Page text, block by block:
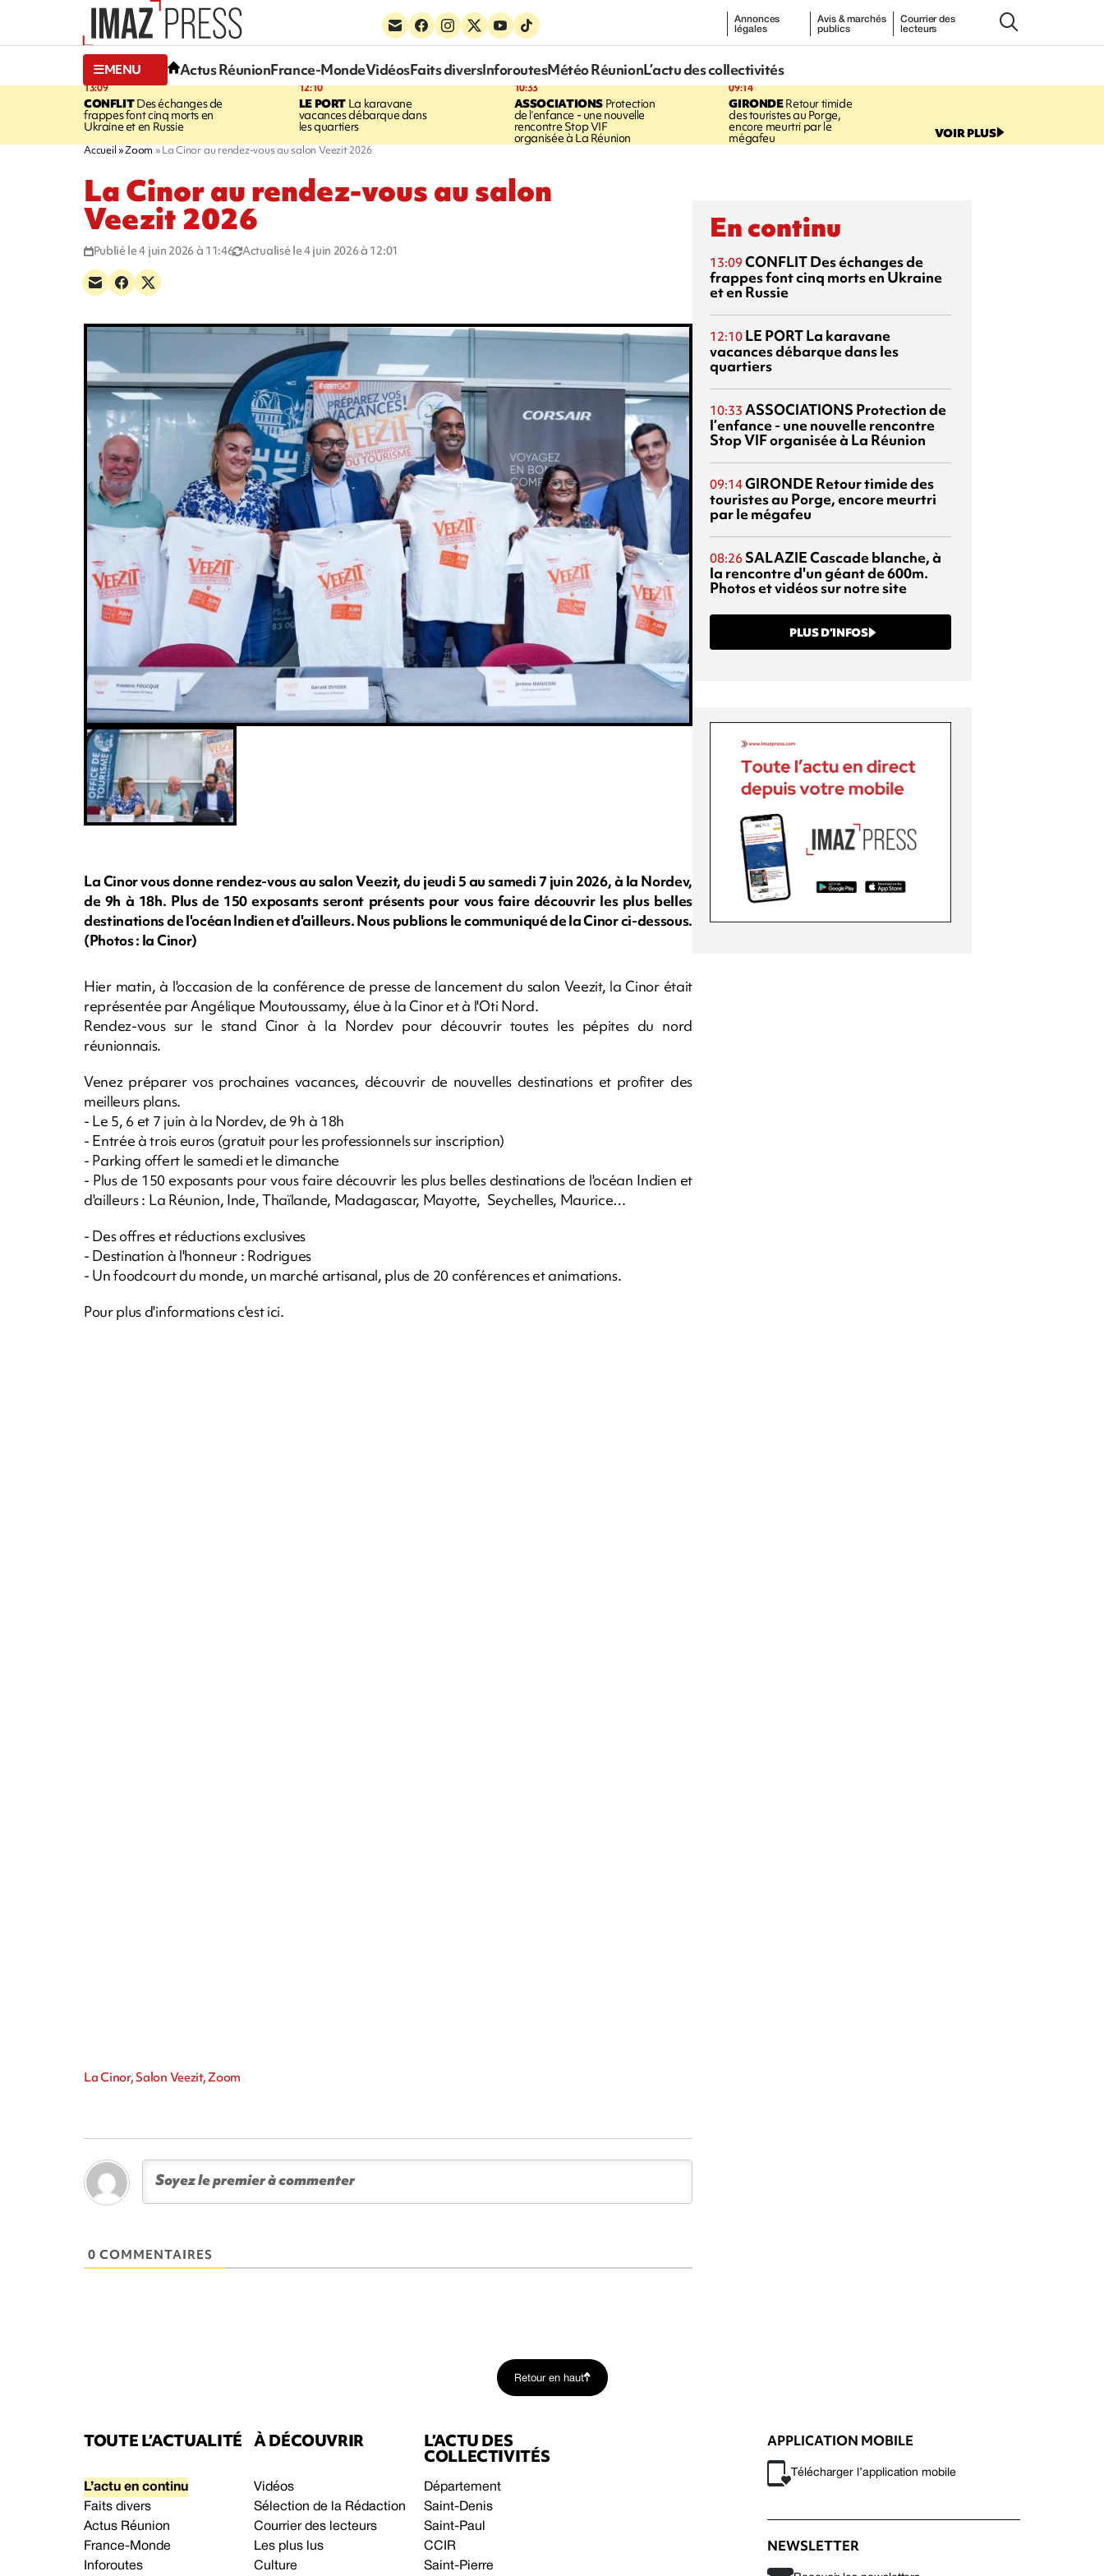
Annonces
légales
Avis & marchés
publics
Courrier des
lecteurs
MENU Actus RéunionFrance-MondeVidéosFaits diversInforoutesMétéo RéunionL’actu des collectivités
13:09
CONFLITDes échanges de
frappes font cinq morts en
Ukraine et en Russie
12:10
LE PORT La karavane
vacances débarque dans
les quartiers
10:33
ASSOCIATIONSProtection
de l’enfance - une nouvelle
rencontre Stop VIF
organisée à La Réunion
09:14
GIRONDERetour timide
des touristes au Porge,
encore meurtri par le
mégafeu VOIR PLUS
Accueil Zoom La Cinor au rendez-vous au salon Veezit 2026
La Cinor au rendez-vous au salon
Veezit 2026
Publié le 4 juin 2026 à 11:46 Actualisé le 4 juin 2026 à 12:01
La Cinor vous donne rendez-vous au salon Veezit, du jeudi 5 au samedi 7 juin 2026, à la Nordev,
de 9h à 18h. Plus de 150 exposants seront présents pour vous faire découvrir les plus belles
destinations de l'océan Indien et d'ailleurs. Nous publions le communiqué de la Cinor ci-dessous.
(Photos : la Cinor)
Hier matin, à l'occasion de la conférence de presse de lancement du salon Veezit, la Cinor était
représentée par Angélique Moutoussamy, élue à la Cinor et à l'Oti Nord.
Rendez-vous sur le stand Cinor à la Nordev pour découvrir toutes les pépites du nord
réunionnais.
Venez préparer vos prochaines vacances, découvrir de nouvelles destinations et profiter des
meilleurs plans.
- Le 5, 6 et 7 juin à la Nordev, de 9h à 18h
- Entrée à trois euros (gratuit pour les professionnels sur inscription)
- Parking offert le samedi et le dimanche
- Plus de 150 exposants pour vous faire découvrir les plus belles destinations de l'océan Indien et
d'ailleurs : La Réunion, Inde, Thaïlande, Madagascar, Mayotte, Seychelles, Maurice…
- Des offres et réductions exclusives
- Destination à l'honneur : Rodrigues
- Un foodcourt du monde, un marché artisanal, plus de 20 conférences et animations.
Pour plus d'informations c'est ici.
La Cinor, Salon Veezit, Zoom
0 COMMENTAIRES
En continu
13:09 CONFLITDes échanges de
frappes font cinq morts en Ukraine
et en Russie
12:10 LE PORTLa karavane
vacances débarque dans les
quartiers
10:33 ASSOCIATIONS Protection de
l’enfance - une nouvelle rencontre
Stop VIF organisée à La Réunion
09:14GIRONDE Retour timide des
touristes au Porge, encore meurtri
par le mégafeu
08:26 SALAZIECascade blanche, à
la rencontre d'un géant de 600m.
Photos et vidéos sur notre site
PLUS D’INFOS
Retour en haut
TOUTE L’ACTUALITÉ
L’actu en continu
Faits divers
Actus Réunion
France-Monde
Inforoutes
À DÉCOUVRIR
Vidéos
Sélection de la Rédaction
Courrier des lecteurs
Les plus lus
Culture
L’ACTU DES
COLLECTIVITÉS
Département
Saint-Denis
Saint-Paul
CCIR
Saint-Pierre
APPLICATION MOBILE
Télécharger l’application mobile
NEWSLETTER